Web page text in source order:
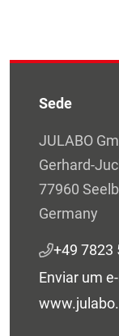
Sede
JULABO
Gerhard-
77960
Germany
+49 7823
Enviar um